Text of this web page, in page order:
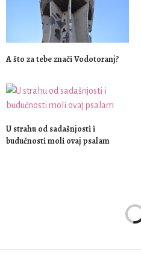
A što za tebe znači Vodotoranj?
U strahu od sadašnjosti i
budućnosti moli ovaj psalam